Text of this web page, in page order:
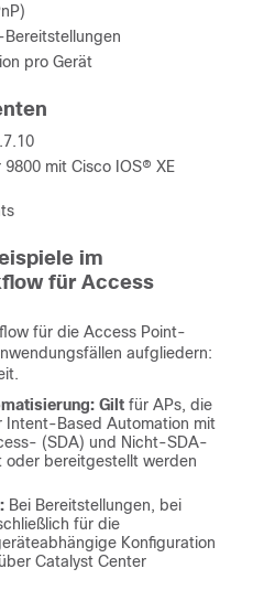
pro Gerät
9800 mit Cisco IOS® XE
im
für Access
für die Access Point-
aufgliedern:
Gilt für APs, die
Intent-Based Automation mit
(SDA) und Nicht-SDA-
bereitgestellt werden
Bei Bereitstellungen, bei
für die
Konfiguration
Catalyst Center